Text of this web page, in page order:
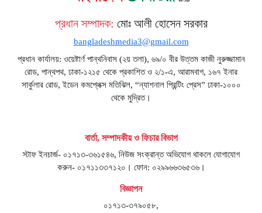
প্রধান সম্পাদক: মোঃ আলী হোসেন সরকার
bangladeshmedia3@gmail.com
প্রধান কার্যালয়: ওয়েষ্টার্ণ পান্থনিবাস (২য় তলা), ৬৯/০ বীর উত্তম কাজী নুরুজ্জামান
রোড, পান্থপথ, ঢাকা-১২১৫ থেকে প্রকাশিত ও ২/১-এ, আরামবাগ, ১৬৭ ইনার
সার্কুলার রোড, ইডেন কমপ্লেক্স মতিঝিল, “ন্যাশনাল প্রিন্টিং প্রেস” ঢাকা-১০০০
থেকে মুদ্রিত।
বার্তা, সম্পাদকীয় ও ফিচার বিভাগ
স্টাফ ইনচার্জ- ০১৭১৩-৩৬১৫৪৬, নিউজ সংক্রান্ত অভিযোগ থাকলে যোগাযোগ
করুন- ০১৭১১৩৩৭১২০। ফোন: ০২৯৯৬৬৩৬৫৩৬।
বিজ্ঞাপন
০১৭১৩-৩৭৯০৫৮,